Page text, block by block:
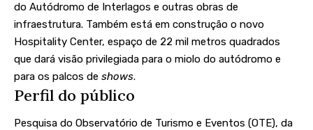
do Autódromo de Interlagos e outras obras de
infraestrutura. Também está em construção o novo
Hospitality Center, espaço de 22 mil metros quadrados
que dará visão privilegiada para o miolo do autódromo e
para os palcos de shows.
Perfil do público
Pesquisa do Observatório de Turismo e Eventos (OTE), da